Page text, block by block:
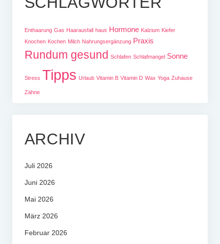
Enthaarung Gas Haarausfall haus Hormone Kalzium Kiefer
Knochen Kochen Milch Nahrungsergänzung Praxis
Rundum gesund Schlafen Schlafmangel Sonne
Stress Tipps Urlaub Vitamin B Vitamin D Wax Yoga Zuhause
Zähne
ARCHIV
Juli 2026
Juni 2026
Mai 2026
März 2026
Februar 2026